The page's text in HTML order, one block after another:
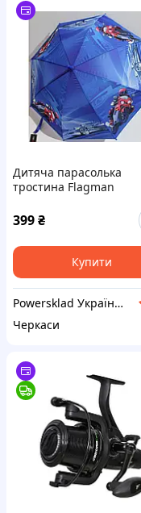
Дитяча парасолька
тростина Flagman
механічна Купол 85 см
399₴
Купити
Powersklad Україна /LB group/
Черкаси